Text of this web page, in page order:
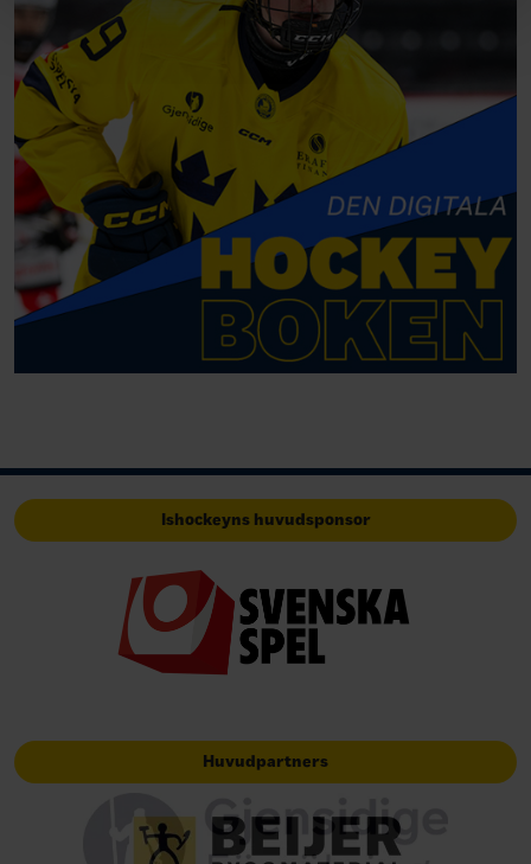
Ishockeyns huvudsponsor
Huvudpartners